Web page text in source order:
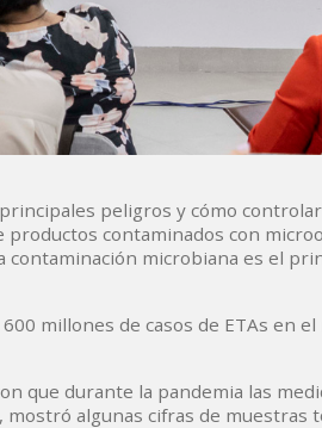
peligros y cómo
productos contaminados con
contaminación microbiana es el
millones de casos de ETAs en
que durante la pandemia las
algunas cifras de muestras